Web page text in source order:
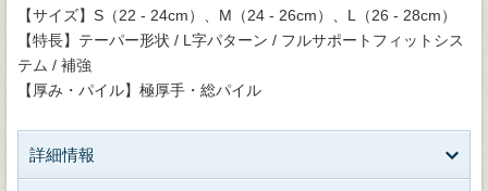
【サイズ】S（22 - 24cm）、M（24 - 26cm）、L（26 - 28cm）
【特長】テーパー形状 / L字パターン / フルサポートフィットシス
テム / 補強
【厚み・パイル】極厚手・総パイル
詳細情報